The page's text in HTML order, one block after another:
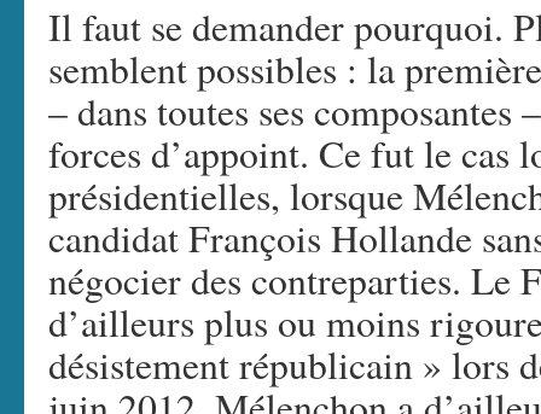
Il faut se demander pourquoi.
semblent possibles : la
– dans toutes ses composantes
forces d’appoint. Ce fut le cas
présidentielles, lorsque
candidat François Hollande
négocier des contreparties. Le
d’ailleurs plus ou moins
désistement républicain » lors